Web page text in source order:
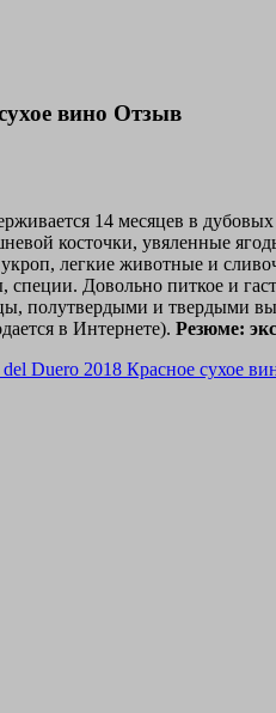
вино Отзыв
14 месяцев в
косточки, увяленные
легкие животные и
специи. Довольно питкое и
полутвердыми и твердыми
в Интернете). Резюме: